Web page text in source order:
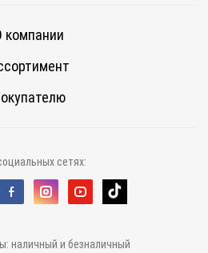
компании
сетях:
наличный и безналичный